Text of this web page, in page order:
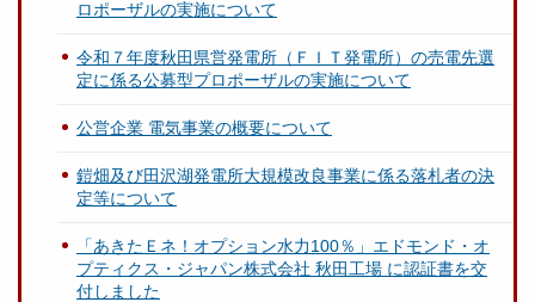
ロポーザルの実施について
令和７年度秋田県営発電所（ＦＩＴ発電所）の売電先選
定に係る公募型プロポーザルの実施について
公営企業 電気事業の概要について
鎧畑及び田沢湖発電所大規模改良事業に係る落札者の決
定等について
「あきたＥネ！オプション水力100％」エドモンド・オ
プティクス・ジャパン株式会社 秋田工場 に認証書を交
付しました